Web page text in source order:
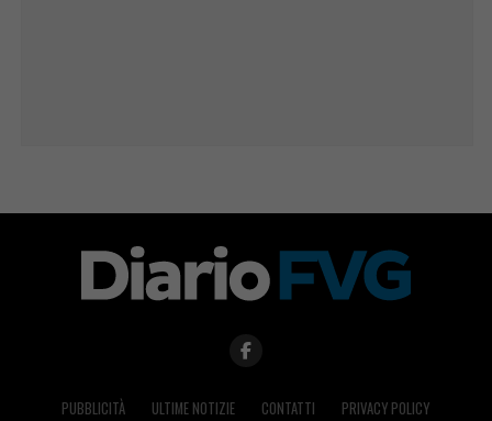
PUBBLICITÀ ULTIME NOTIZIE CONTATTI PRIVACY POLICY